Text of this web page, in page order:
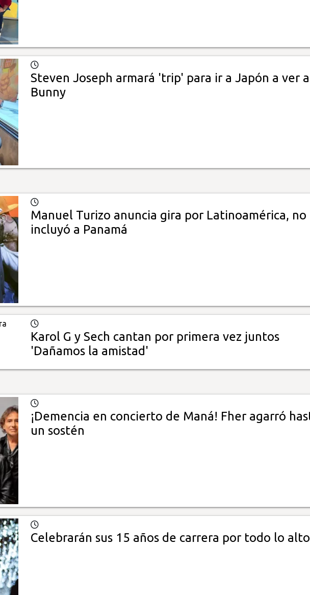
Steven Joseph armará 'trip' para ir a Japón a ver
Bunny
Manuel Turizo anuncia gira por Latinoamérica, no
incluyó a Panamá
Karol G y Sech cantan por primera vez juntos
'Dañamos la amistad'
¡Demencia en concierto de Maná! Fher agarró
un sostén
Celebrarán sus 15 años de carrera por todo lo alto